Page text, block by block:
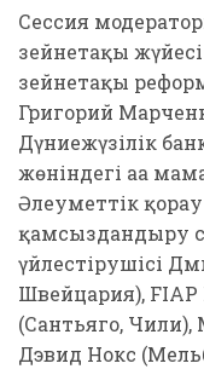
Сессия
зейнетақы
зейнетақы
Григорий
Дүниежүзілік
жөніндегі аға
Әлеуметтік
қамсыздандыру
үйлестірушісі
Швейцария),
(Сантьяго, Чили),
Дэвид Нокс